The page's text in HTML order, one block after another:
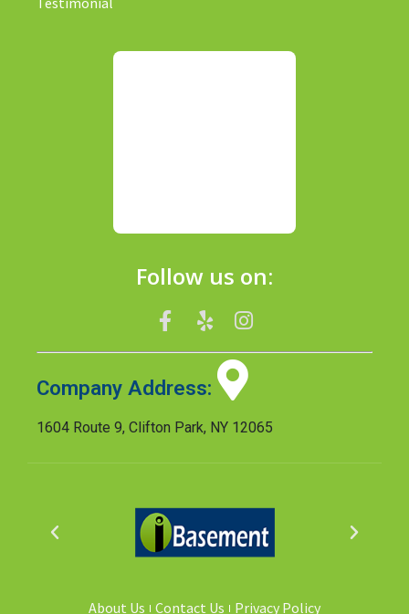
Follow us on:
Company Address:
1604 Route 9, Clifton Park, NY 12065
About Us Contact Us Privacy Policy